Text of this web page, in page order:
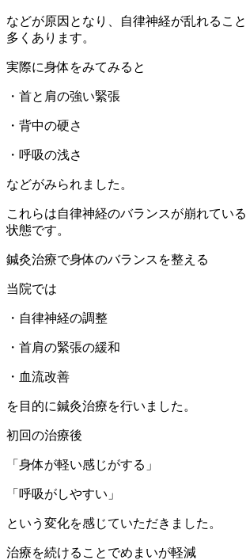
などが原因となり、自律神経が乱れるこ
多くあります。
実際に身体をみてみると
・首と肩の強い緊張
・背中の硬さ
・呼吸の浅さ
などがみられました。
これらは自律神経のバランスが崩れてい
状態です。
鍼灸治療で身体のバランスを整える
当院では
・自律神経の調整
・首肩の緊張の緩和
・血流改善
を目的に鍼灸治療を行いました。
初回の治療後
「身体が軽い感じがする」
「呼吸がしやすい」
という変化を感じていただきました。
治療を続けることでめまいが軽減